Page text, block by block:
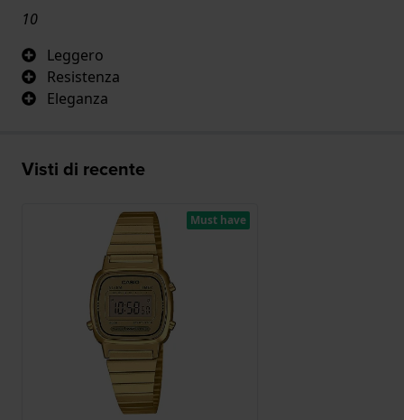
10
Leggero
Resistenza
Eleganza
Visti di recente
Must have